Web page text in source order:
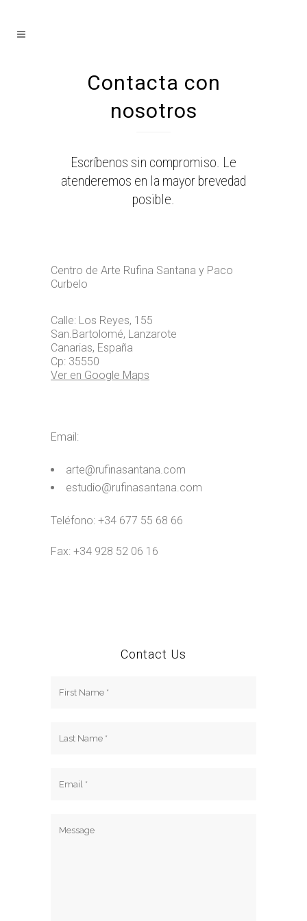
Contacta con
nosotros
Escríbenos sin compromiso. Le
atenderemos en la mayor brevedad
posible.
Centro de Arte Rufina Santana y Paco
Curbelo
Calle: Los Reyes, 155
San.Bartolomé, Lanzarote
Canarias, España
Cp: 35550
Ver en Google Maps
Email:
arte@rufinasantana.com
estudio@rufinasantana.com
Teléfono: +34 677 55 68 66
Fax: +34 928 52 06 16
Contact Us